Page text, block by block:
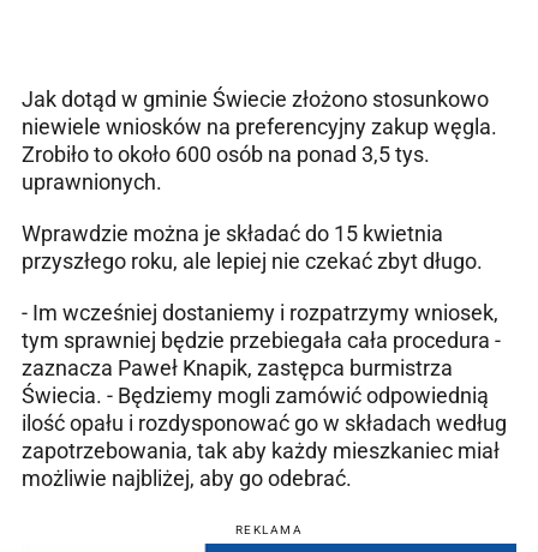
Jak dotąd w gminie Świecie złożono stosunkowo
niewiele wniosków na preferencyjny zakup węgla.
Zrobiło to około 600 osób na ponad 3,5 tys.
uprawnionych.
Wprawdzie można je składać do 15 kwietnia
przyszłego roku, ale lepiej nie czekać zbyt długo.
- Im wcześniej dostaniemy i rozpatrzymy wniosek,
tym sprawniej będzie przebiegała cała procedura -
zaznacza Paweł Knapik, zastępca burmistrza
Świecia. - Będziemy mogli zamówić odpowiednią
ilość opału i rozdysponować go w składach według
zapotrzebowania, tak aby każdy mieszkaniec miał
możliwie najbliżej, aby go odebrać.
REKLAMA